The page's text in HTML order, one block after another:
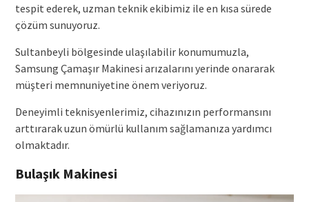
tespit ederek, uzman teknik ekibimiz ile en kısa sürede
çözüm sunuyoruz.
Sultanbeyli bölgesinde ulaşılabilir konumumuzla,
Samsung Çamaşır Makinesi arızalarını yerinde onararak
müşteri memnuniyetine önem veriyoruz.
Deneyimli teknisyenlerimiz, cihazınızın performansını
arttırarak uzun ömürlü kullanım sağlamanıza yardımcı
olmaktadır.
Bulaşık Makinesi